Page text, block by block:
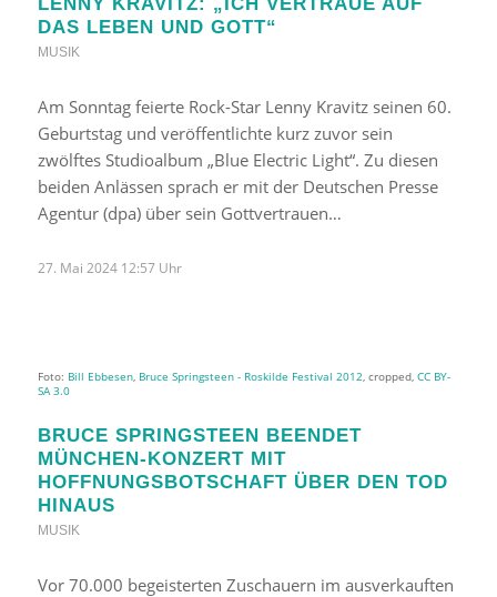
DAS LEBEN UND GOTT“
MUSIK
Am Sonntag feierte Rock-Star Lenny Kravitz seinen 60.
Geburtstag und veröffentlichte kurz zuvor sein
zwölftes Studioalbum „Blue Electric Light“. Zu diesen
beiden Anlässen sprach er mit der Deutschen Presse
Agentur (dpa) über sein Gottvertrauen…
27. Mai 2024 12:57 Uhr
Foto: Bill Ebbesen, Bruce Springsteen - Roskilde Festival 2012 , cropped, CC BY-
SA 3.0
BRUCE SPRINGSTEEN BEENDET
MÜNCHEN-KONZERT MIT
HOFFNUNGSBOTSCHAFT ÜBER DEN TOD
HINAUS
MUSIK
Vor 70.000 begeisterten Zuschauern im ausverkauften